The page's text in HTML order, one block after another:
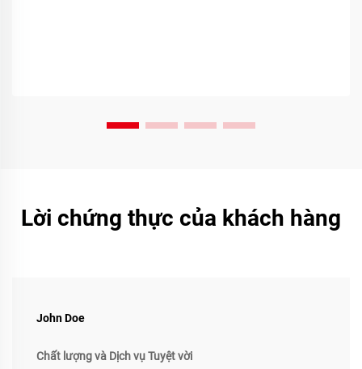
Lời chứng thực của khách hàng
John Doe
Chất lượng và Dịch vụ Tuyệt vời